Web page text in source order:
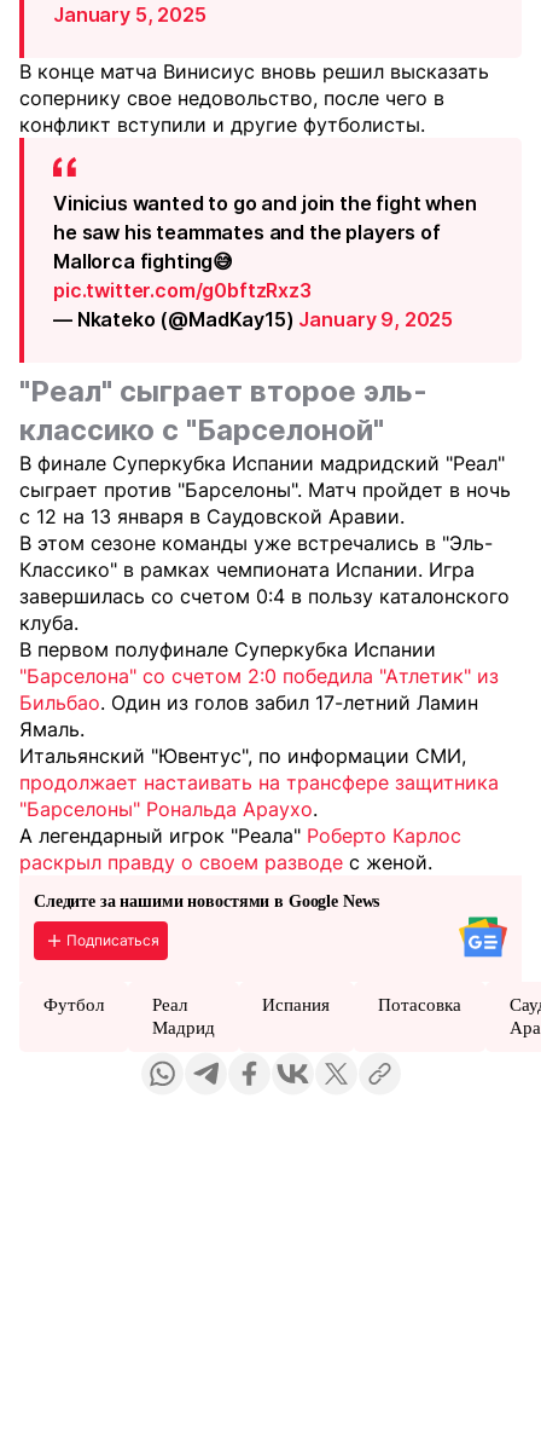
January 5, 2025
В конце матча Винисиус вновь решил высказать
сопернику свое недовольство, после чего в
конфликт вступили и другие футболисты.
Vinicius wanted to go and join the fight when
he saw his teammates and the players of
Mallorca fighting😅
pic.twitter.com/g0bftzRxz3
— Nkateko (@MadKay15) January 9, 2025
"Реал" сыграет второе эль-
классико с "Барселоной"
В финале Суперкубка Испании мадридский "Реал"
сыграет против "Барселоны". Матч пройдет в ночь
с 12 на 13 января в Саудовской Аравии.
В этом сезоне команды уже встречались в "Эль-
Классико" в рамках чемпионата Испании. Игра
завершилась со счетом 0:4 в пользу каталонского
клуба.
В первом полуфинале Суперкубка Испании
"Барселона" со счетом 2:0 победила "Атлетик" из
Бильбао. Один из голов забил 17-летний Ламин
Ямаль.
Итальянский "Ювентус", по информации СМИ,
продолжает настаивать на трансфере защитника
"Барселоны" Рональда Араухо.
А легендарный игрок "Реала" Роберто Карлос
раскрыл правду о своем разводе с женой.
Следите за нашими новостями в Google News
Подписаться
Футбол
Реал
Мадрид
Испания Потасовка